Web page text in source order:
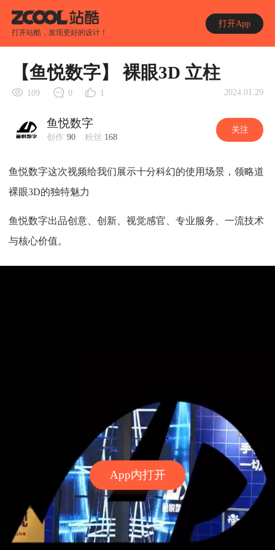
打开站酷，发现更好的设计！
打开App
App内打开
【鱼悦数字】 裸眼3D 立柱
109 0 1 2024.01.29
鱼悦数字
创作 90 粉丝 168
关注
鱼悦数字这次视频给我们展示十分科幻的使用场景，领略道
裸眼3D的独特魅力
鱼悦数字出品创意、创新、视觉感官、专业服务、一流技术
与核心价值。